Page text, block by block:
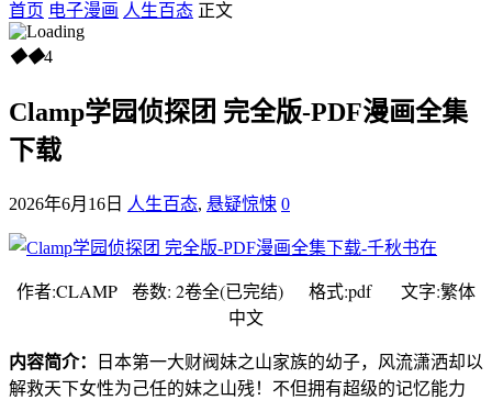
首页 电子漫画 人生百态 正文
◆◆4
Clamp学园侦探团 完全版-PDF漫画全集
下载
2026年6月16日 人生百态, 悬疑惊悚 0
作者:CLAMP 卷数: 2卷全(已完结) 格式:pdf 文字:繁体
中文
内容简介： 日本第一大财阀妹之山家族的幼子，风流潇洒却以
解救天下女性为己任的妹之山残！不但拥有超级的记忆能力